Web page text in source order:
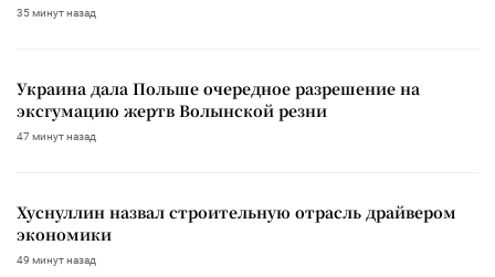
35 минут назад
Украина дала Польше очередное разрешение на
эксгумацию жертв Волынской резни
47 минут назад
Хуснуллин назвал строительную отрасль драйвером
экономики
49 минут назад